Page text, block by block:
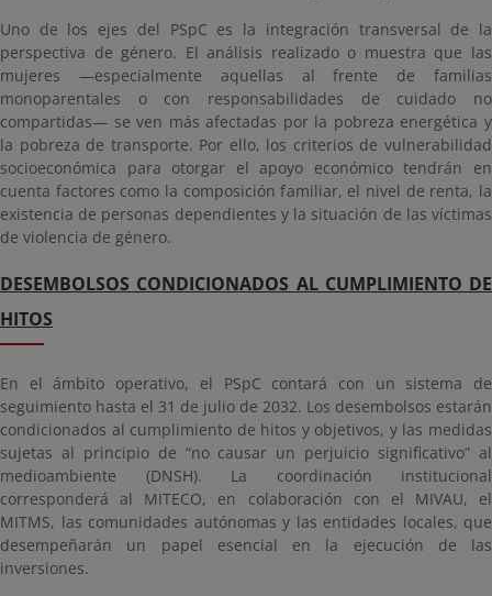
Uno de los ejes del PSpC es la integración transversal de la
perspectiva de género. El análisis realizado o muestra que las
mujeres —especialmente aquellas al frente de familias
monoparentales o con responsabilidades de cuidado no
compartidas— se ven más afectadas por la pobreza energética y
la pobreza de transporte. Por ello, los criterios de vulnerabilidad
socioeconómica para otorgar el apoyo económico tendrán en
cuenta factores como la composición familiar, el nivel de renta, la
existencia de personas dependientes y la situación de las víctimas
de violencia de género.
DESEMBOLSOS CONDICIONADOS AL CUMPLIMIENTO DE
HITOS
En el ámbito operativo, el PSpC contará con un sistema de
seguimiento hasta el 31 de julio de 2032. Los desembolsos estarán
condicionados al cumplimiento de hitos y objetivos, y las medidas
sujetas al principio de “no causar un perjuicio significativo” al
medioambiente (DNSH). La coordinación institucional
corresponderá al MITECO, en colaboración con el MIVAU, el
MITMS, las comunidades autónomas y las entidades locales, que
desempeñarán un papel esencial en la ejecución de las
inversiones.